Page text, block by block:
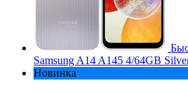
Samsung A14 A145 4/64GB
Новинка